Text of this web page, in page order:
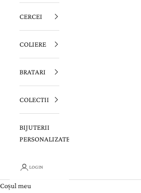
CERCEI
COLIERE
BRATARI
COLECTII
BIJUTERII
PERSONALIZATE
LOGIN
Coșul meu